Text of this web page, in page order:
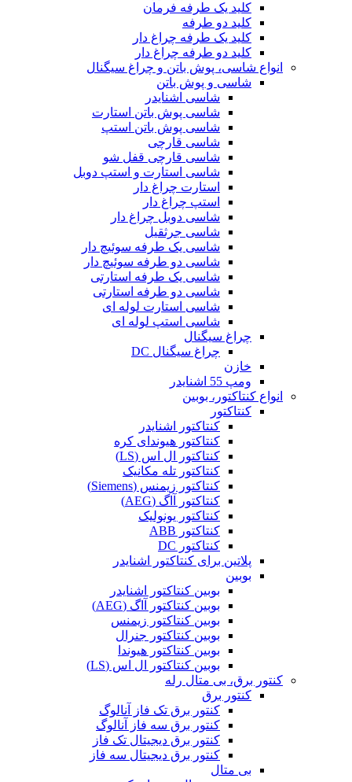
کلید یک طرفه فرمان
کلید دو طرفه
کلید یک طرفه چراغ دار
کلید دو طرفه چراغ دار
انواع شاسی، پوش باتن و چراغ سیگنال
شاسی و پوش باتن
شاسی اشنایدر
شاسی پوش باتن استارت
شاسی پوش باتن استپ
شاسی قارچی
شاسی قارچی قفل شو
شاسی استارت و استپ دوبل
استارت چراغ دار
استپ چراغ دار
شاسی دوبل چراغ دار
شاسی جرثقیل
شاسی یک طرفه سوئیچ دار
شاسی دو طرفه سوئیچ دار
شاسی یک طرفه استارتی
شاسی دو طرفه استارتی
شاسی استارت لوله ای
شاسی استپ لوله ای
چراغ سیگنال
چراغ سیگنال DC
خازن
ومپ 55 اشنایدر
انواع کنتاکتور، بوبین
کنتاکتور
کنتاکتور اشنایدر
کنتاکتور هیوندای کره
کنتاکتور ال اس (LS)
کنتاکتور تله مکانیک
کنتاکتور زیمنس (Siemens)
کنتاکتور آاگ (AEG)
کنتاکتور یونولیک
کنتاکتور ABB
کنتاکتور DC
پلاتین برای کنتاکتور اشنایدر
بوبین
بوبین کنتاکتور اشنایدر
بوبین کنتاکتور آاگ (AEG)
بوبین کنتاکتور زیمنس
بوبین کنتاکتور جنرال
بوبین کنتاکتور هیوندا
بوبین کنتاکتور ال اس (LS)
کنتور برق، بی متال رله
کنتور برق
کنتور برق تک فاز آنالوگ
کنتور برق سه فاز آنالوگ
کنتور برق دیجیتال تک فاز
کنتور برق دیجیتال سه فاز
بی متال